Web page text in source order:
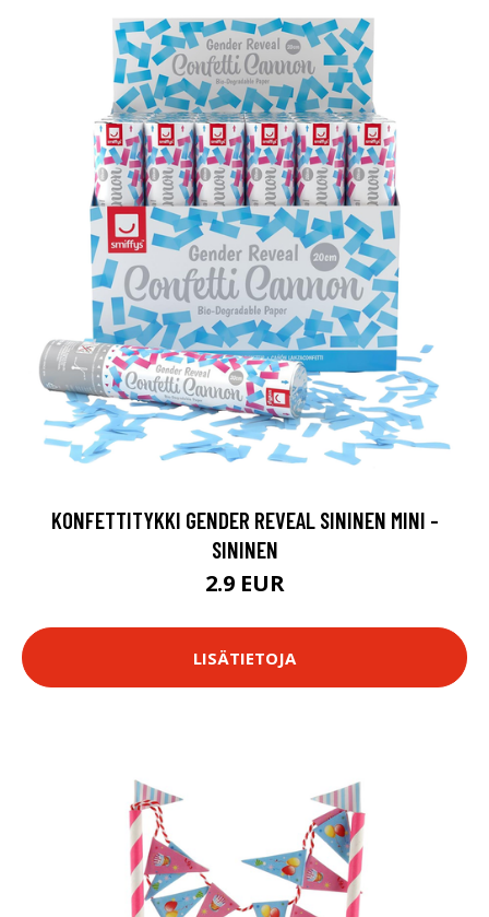
KONFETTITYKKI GENDER REVEAL SININEN MINI -
SININEN
2.9 EUR
LISÄTIETOJA